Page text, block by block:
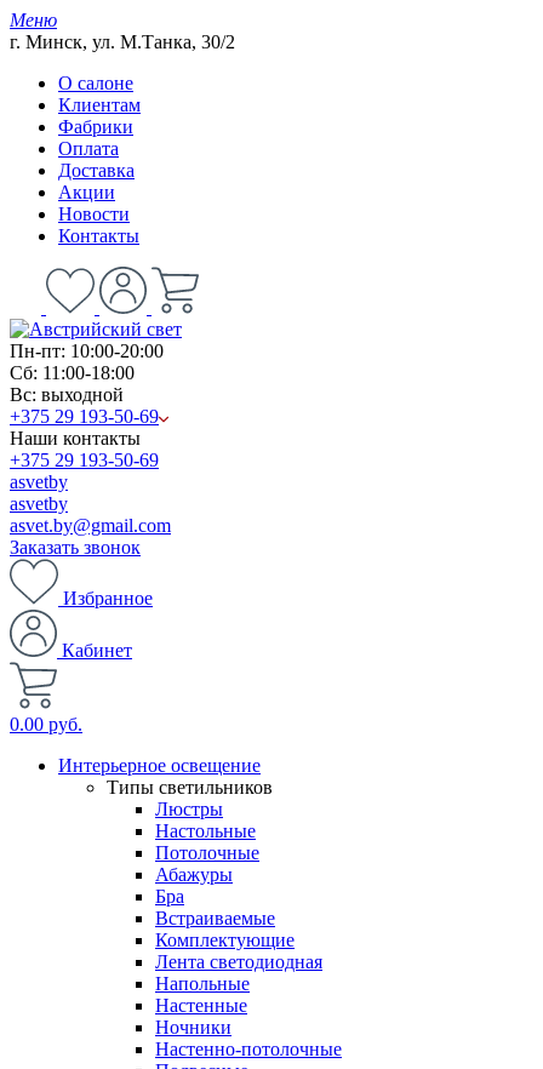
Меню
г. Минск, ул. М.Танка, 30/2
О салоне
Клиентам
Фабрики
Оплата
Доставка
Акции
Новости
Контакты
Пн-пт: 10:00-20:00
Сб: 11:00-18:00
Вс: выходной
+375 29 193-50-69
Наши контакты
+375 29 193-50-69
asvetby
asvetby
asvet.by@gmail.com
Заказать звонок
Избранное
Кабинет
0.00 руб.
Интерьерное освещение
Типы светильников
Люстры
Настольные
Потолочные
Абажуры
Бра
Встраиваемые
Комплектующие
Лента светодиодная
Напольные
Настенные
Ночники
Настенно-потолочные